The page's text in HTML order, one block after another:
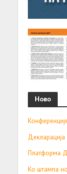
Ново
Платформа
Ко штампа